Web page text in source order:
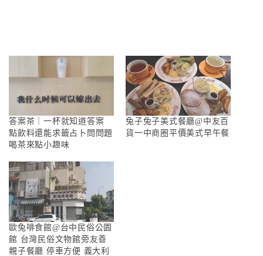
答案茶｜一杯就知道答案
點飲料還能求籤占卜問問題
喝茶來點小趣味
兔子兔子美式餐廳@中友百
貨一中商圈平價美式早午餐
歐兔啡食館@台中民俗公園
館 台灣民俗文物館旁友善
親子餐廳 停車方便 義大利